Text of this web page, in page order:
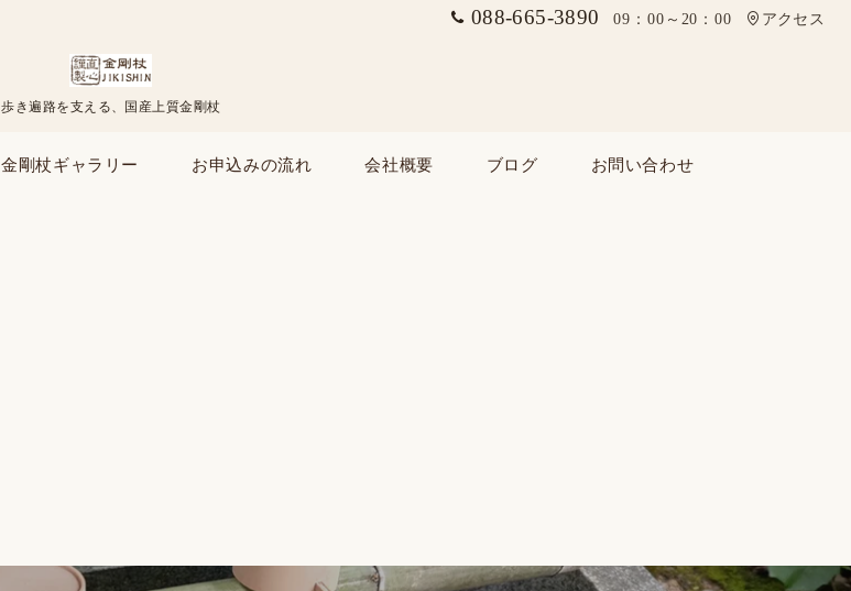
088-665-3890 09：00～20：00 アクセス
歩き遍路を支える、国産上質金剛杖
金剛杖ギャラリー お申込みの流れ 会社概要 ブログ お問い合わせ